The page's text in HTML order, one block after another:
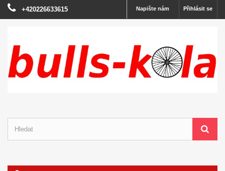
Přihlásit se
Napište nám
+420226633615